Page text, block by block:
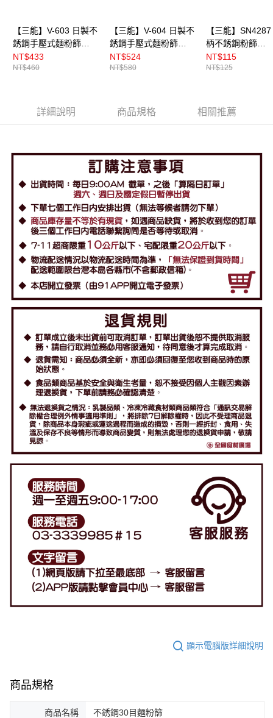
【三能】V-603 日製不
銹鋼手壓式麵粉篩
（小）
NT$433
NT$460
【三能】V-604 日製不
銹鋼手壓式麵粉篩
（大）
NT$524
NT$580
【三能】
柄不銹鋼粉篩
8cm（中）
NT$115
NT$125
詳細說明 商品規格 相關推薦
顯示電腦版詳細說明
商品規格
商品名稱 不銹鋼30目麵粉篩